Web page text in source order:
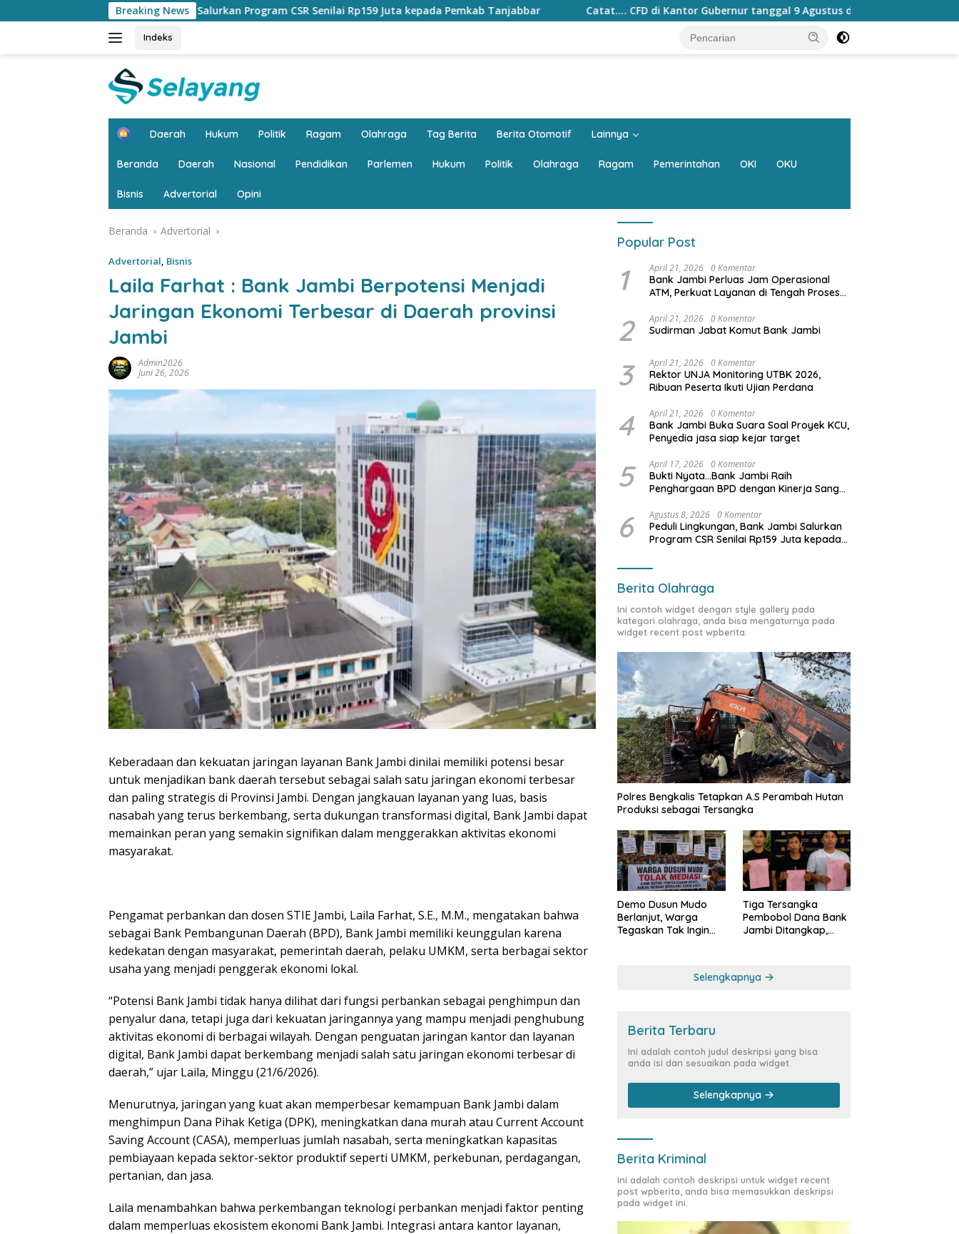
ke
Breaking News
Bank Jambi Salurkan Program CSR Senilai Rp159 Juta kepada Pemkab Tanjabbar Catat…. CFD di Kantor Gubernur tanggal 9 Agustus di liburkan ini alasannya
Indeks
H
e
Daerah Hukum Politik Ragam Olahraga Tag Berita Berita Otomotif Lainnya
Beranda Daerah Nasional Pendidikan Parlemen Hukum Politik Olahraga Ragam Pemerintahan OKI OKU
Bisnis Advertorial Opini
Beranda Advertorial
Advertorial, Bisnis
Laila Farhat : Bank Jambi Berpotensi Menjadi
Jaringan Ekonomi Terbesar di Daerah provinsi
Jambi
Admin2026
Juni 26, 2026
Keberadaan dan kekuatan jaringan layanan Bank Jambi dinilai memiliki potensi besar
untuk menjadikan bank daerah tersebut sebagai salah satu jaringan ekonomi terbesar
dan paling strategis di Provinsi Jambi. Dengan jangkauan layanan yang luas, basis
nasabah yang terus berkembang, serta dukungan transformasi digital, Bank Jambi dapat
memainkan peran yang semakin signifikan dalam menggerakkan aktivitas ekonomi
masyarakat.
Pengamat perbankan dan dosen STIE Jambi, Laila Farhat, S.E., M.M., mengatakan bahwa
sebagai Bank Pembangunan Daerah (BPD), Bank Jambi memiliki keunggulan karena
kedekatan dengan masyarakat, pemerintah daerah, pelaku UMKM, serta berbagai sektor
usaha yang menjadi penggerak ekonomi lokal.
“Potensi Bank Jambi tidak hanya dilihat dari fungsi perbankan sebagai penghimpun dan
penyalur dana, tetapi juga dari kekuatan jaringannya yang mampu menjadi penghubung
aktivitas ekonomi di berbagai wilayah. Dengan penguatan jaringan kantor dan layanan
digital, Bank Jambi dapat berkembang menjadi salah satu jaringan ekonomi terbesar di
daerah,” ujar Laila, Minggu (21/6/2026).
Menurutnya, jaringan yang kuat akan memperbesar kemampuan Bank Jambi dalam
menghimpun Dana Pihak Ketiga (DPK), meningkatkan dana murah atau Current Account
Saving Account (CASA), memperluas jumlah nasabah, serta meningkatkan kapasitas
pembiayaan kepada sektor-sektor produktif seperti UMKM, perkebunan, perdagangan,
pertanian, dan jasa.
Laila menambahkan bahwa perkembangan teknologi perbankan menjadi faktor penting
dalam memperluas ekosistem ekonomi Bank Jambi. Integrasi antara kantor layanan,
Popular Post
1 April 21, 2026 0 Komentar
Bank Jambi Perluas Jam Operasional
ATM, Perkuat Layanan di Tengah Proses
2 April 21, 2026 0 Komentar
Sudirman Jabat Komut Bank Jambi
3 April 21, 2026 0 Komentar
Rektor UNJA Monitoring UTBK 2026,
Ribuan Peserta Ikuti Ujian Perdana
4 April 21, 2026 0 Komentar
Bank Jambi Buka Suara Soal Proyek KCU,
Penyedia jasa siap kejar target
5 April 17, 2026 0 Komentar
Bukti Nyata…Bank Jambi Raih
Penghargaan BPD dengan Kinerja Sangat
6 Agustus 8, 2026 0 Komentar
Peduli Lingkungan, Bank Jambi Salurkan
Program CSR Senilai Rp159 Juta kepada
Berita Olahraga
Ini contoh widget dengan style gallery pada
kategori olahraga, anda bisa mengaturnya pada
widget recent post wpberita.
Polres Bengkalis Tetapkan A.S Perambah Hutan
Produksi sebagai Tersangka
Demo Dusun Mudo
Berlanjut, Warga
Tegaskan Tak Ingin
Tiga Tersangka
Pembobol Dana Bank
Jambi Ditangkap,
Miliar
Selengkapnya
Berita Terbaru
Ini adalah contoh judul deskripsi yang bisa
anda isi dan sesuaikan pada widget
Selengkapnya
Berita Kriminal
Ini adalah contoh deskripsi untuk widget recent
post wpberita, anda bisa memasukkan deskripsi
pada widget ini.